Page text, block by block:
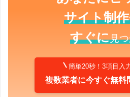
サイト制
すぐに見
簡単20秒！3項目入
複数業者に今すぐ無料